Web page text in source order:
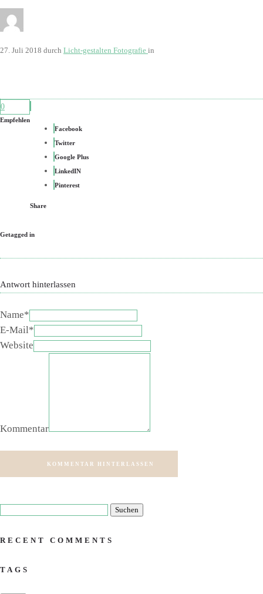
27. Juli 2018 durch Licht-gestalten Fotografie in
0
Empfehlen
Facebook
Twitter
Google Plus
LinkedIN
Pinterest
Share
Getagged in
Antwort hinterlassen
Name*
E-Mail*
Website
Kommentar
KOMMENTAR HINTERLASSEN
RECENT COMMENTS
TAGS